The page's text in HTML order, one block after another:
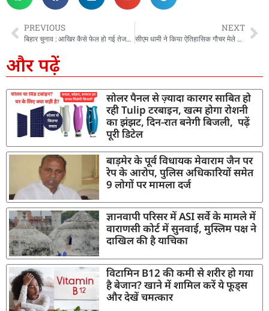
PREVIOUS
बिहार चुनाव : आखिर कैसे फेल हो गई तेजस्वी की स्ट्रैटजी? 5 पॉइंट में समझें कहां हो गई चूक
NEXT
सीएम धामी ने किया ऐतिहासिक गौचर मेले का शुभारंभ, जानिये क्या है इसका इतिहास
और पढ़ें
सोलर पैनल से ज़्यादा कारगर साबित हो
रही Tulip टरबाइन, खत्म होगा रोशनी
का झंझट, दिन-रात बनेगी बिजली, पढ़ें
पूरी डिटेल
बाड़मेर के पूर्व विधायक मेवाराम जैन पर
रेप के आरोप, पुलिस अधिकारियों समेत
9 लोगों पर मामला दर्ज
ज्ञानवापी परिसर में ASI सर्वे के मामले में
वाराणसी कोर्ट में सुनवाई, मुस्लिम पक्ष ने
दाखिल की है याचिका
विटामिन B12 की कमी से शरीर हो गया
है बेजान? खाने में शामिल करें ये फूड्स
और देखें चमत्कार